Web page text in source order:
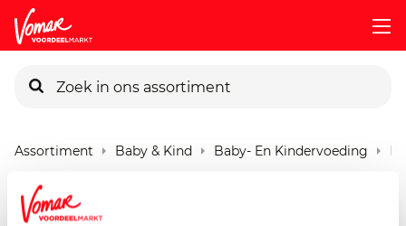
Pincode vergeten
Assortiment Baby & Kind Baby- En Kindervoeding
Bonbebe F0804 Banaan